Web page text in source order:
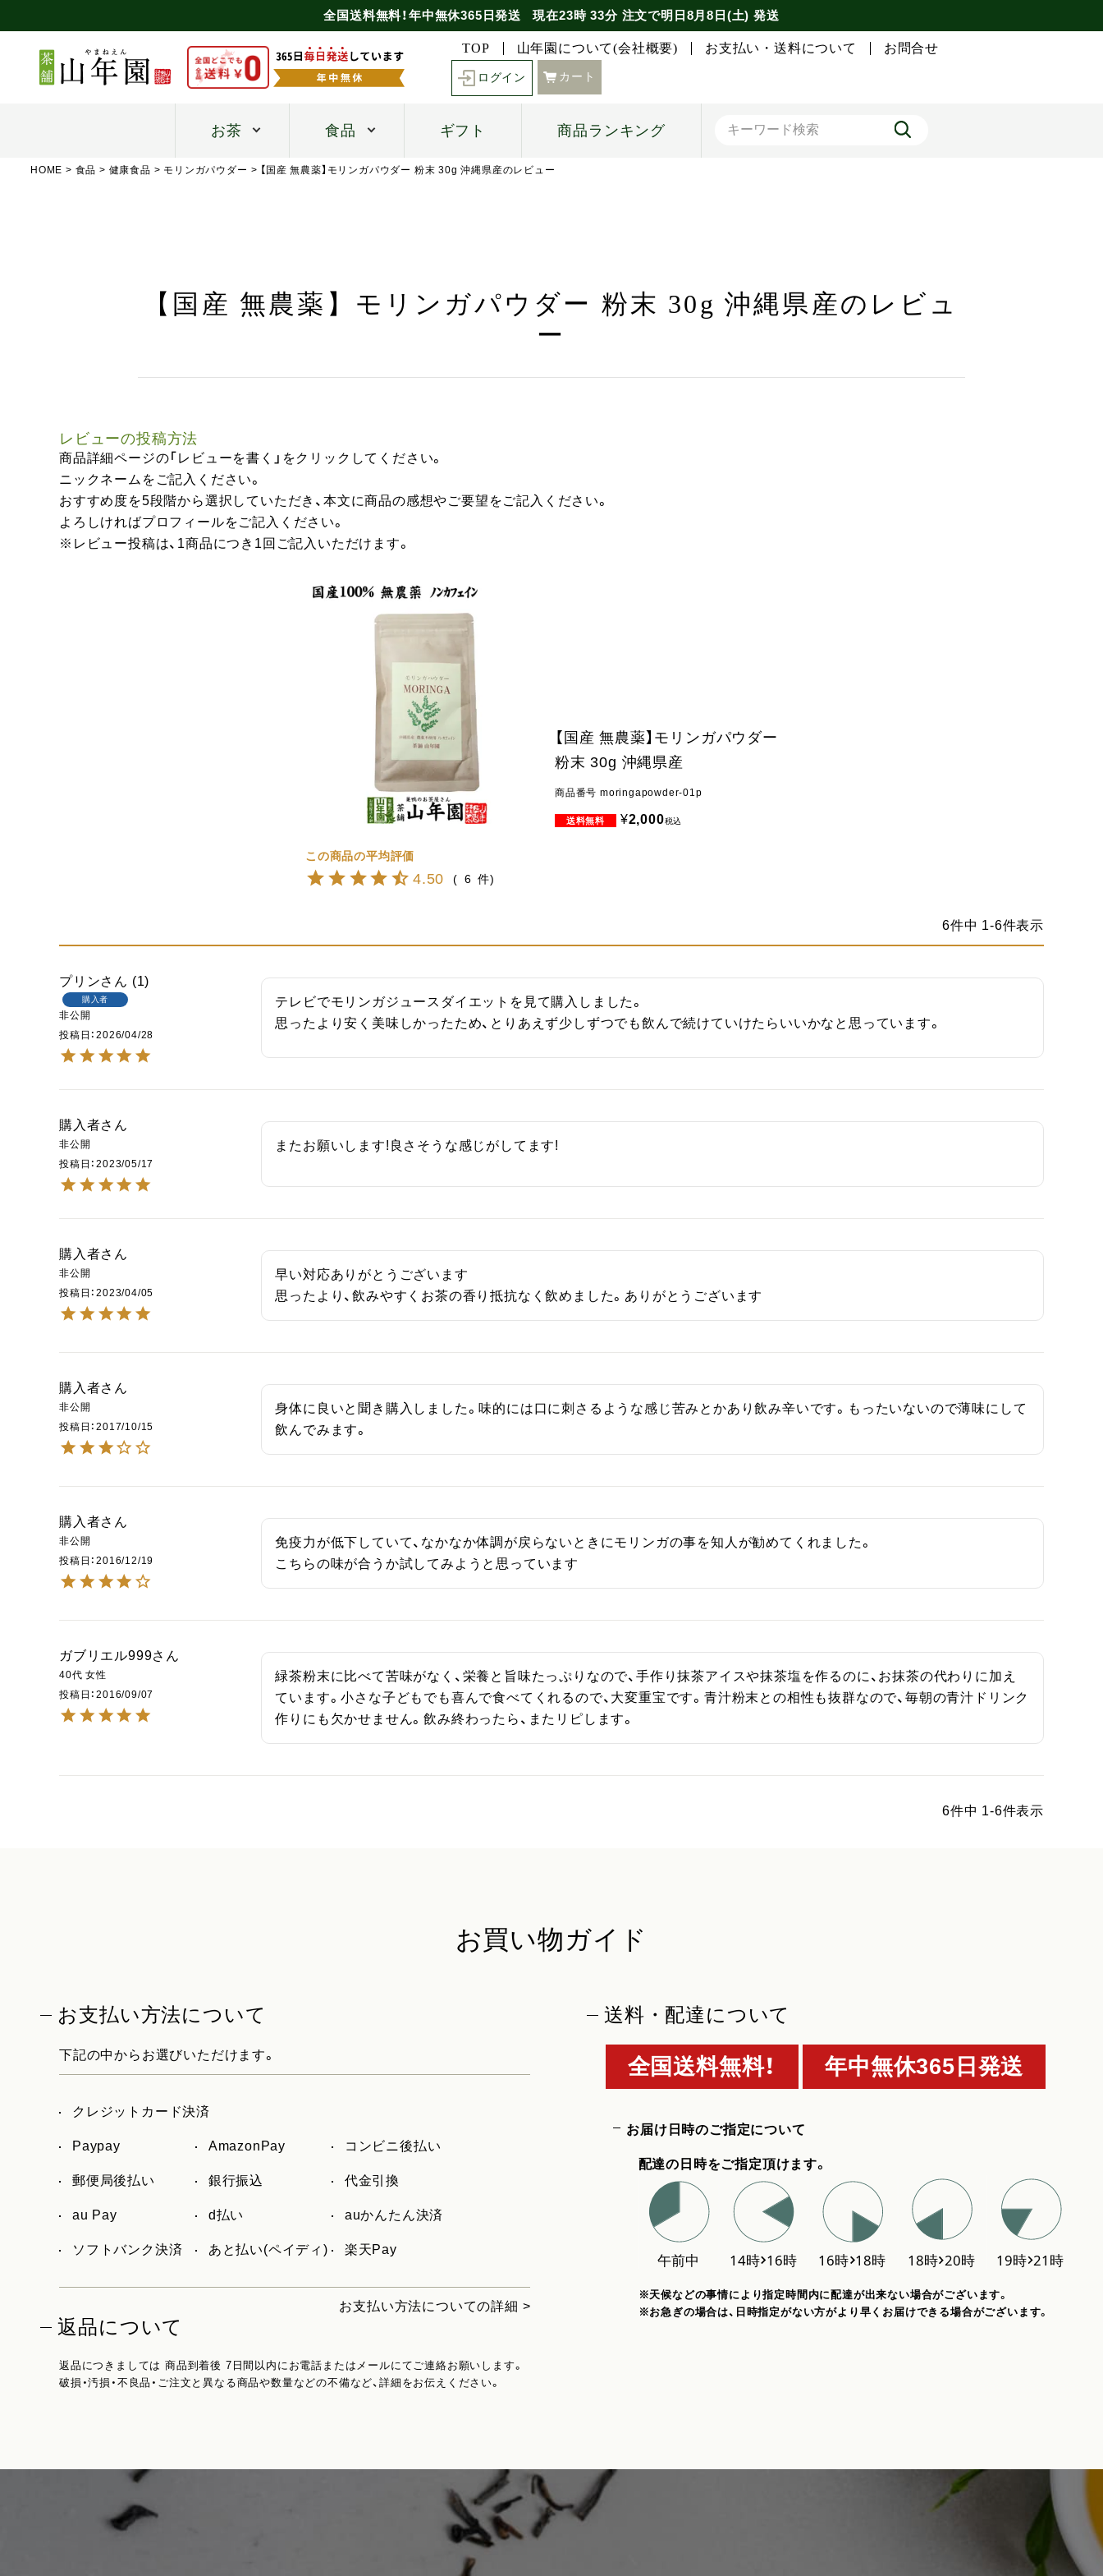
全国送料無料！年中無休365日発送 現在23時 33分注文で明日8月8日(土) 発送
TOP 山年園について(会社概要) お支払い・送料について お問合せ
ログイン カート
お茶 食品 ギフト 商品ランキング
HOME 食品 健康食品 モリンガパウダー 【国産 無農薬】モリンガパウダー 粉末 30g 沖縄県産のレビュー
【国産 無農薬】モリンガパウダー 粉末 30g 沖縄県産のレビュ
ー
レビューの投稿方法
商品詳細ページの「レビューを書く」をクリックしてください。
ニックネームをご記入ください。
おすすめ度を5段階から選択していただき、本文に商品の感想やご要望をご記入ください。
よろしければプロフィールをご記入ください。
※レビュー投稿は、1商品につき1回ご記入いただけます。
【国産 無農薬】モリンガパウダー
粉末 30g 沖縄県産
商品番号 moringapowder-01p
¥2,000税込
4.50 6
6件中 1-6件表示
プリン 1
購入者
非公開
投稿日
2026/04/28
テレビでモリンガジュースダイエットを見て購入しました。
思ったより安く美味しかったため、とりあえず少しずつでも飲んで続けていけたらいいかなと思っています。
購入者
非公開
投稿日
2023/05/17
またお願いします!良さそうな感じがしてます!
購入者
非公開
投稿日
2023/04/05
早い対応ありがとうございます
思ったより、飲みやすくお茶の香り抵抗なく飲めました。ありがとうございます
購入者
非公開
投稿日
2017/10/15
身体に良いと聞き購入しました。味的には口に刺さるような感じ苦みとかあり飲み辛いです。もったいないので薄味にして
飲んでみます。
購入者
非公開
投稿日
2016/12/19
免疫力が低下していて、なかなか体調が戻らないときにモリンガの事を知人が勧めてくれました。
こちらの味が合うか試してみようと思っています
ガブリエル999
40代 女性
投稿日
2016/09/07
緑茶粉末に比べて苦味がなく、栄養と旨味たっぷりなので、手作り抹茶アイスや抹茶塩を作るのに、お抹茶の代わりに加え
ています。小さな子どもでも喜んで食べてくれるので、大変重宝です。青汁粉末との相性も抜群なので、毎朝の青汁ドリンク
作りにも欠かせません。飲み終わったら、またリピします。
6件中 1-6件表示
お買い物ガイド
お支払い方法について
下記の中からお選びいただけます。
クレジットカード決済
Paypay AmazonPay コンビニ後払い
郵便局後払い 銀行振込 代金引換
au Pay d払い auかんたん決済
ソフトバンク決済 あと払い(ペイディ) 楽天Pay
お支払い方法についての詳細 >
返品について
返品につきましては 商品到着後 7日間以内にお電話またはメールにてご連絡お願いします。
破損・汚損・不良品・ご注文と異なる商品や数量などの不備など、詳細をお伝えください。
送料・配達について
全国送料無料！ 年中無休365日発送
お届け日時のご指定について
配達の日時をご指定頂けます。
※天候などの事情により指定時間内に配達が出来ない場合がございます。
※お急ぎの場合は、日時指定がない方がより早くお届けできる場合がございます。